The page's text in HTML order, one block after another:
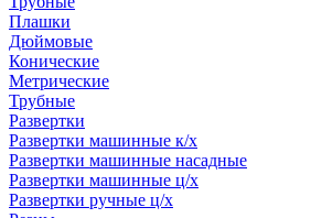
Плашки
Дюймовые
Конические
Метрические
Трубные
Развертки
Развертки машинные к/х
Развертки машинные насадные
Развертки машинные ц/х
Развертки ручные ц/х